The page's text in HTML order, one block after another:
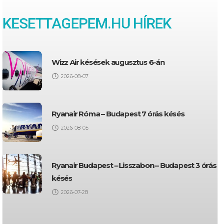
KESETTAGEPEM.HU HÍREK
Wizz Air késések augusztus 6-án
2026-08-07
Ryanair Róma – Budapest 7 órás késés
2026-08-05
Ryanair Budapest – Lisszabon – Budapest 3 órás
késés
2026-07-28